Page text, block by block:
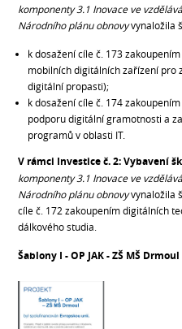
komponenty 3.1 Inovace ve
Národního plánu obnovyvynaložila
k dosažení cíle č. 173
mobilních digitálních zařízení pro
digitální propasti);
k dosažení cíle č. 174
podporu digitální gramotnosti a
programů v oblasti IT.
V rámci Investice č. 2: Vybavení
komponenty 3.1 Inovace ve
Národního plánu obnovyvynaložila
cíle č. 172 zakoupením digitálních
dálkového studia.
Šablony I - OP